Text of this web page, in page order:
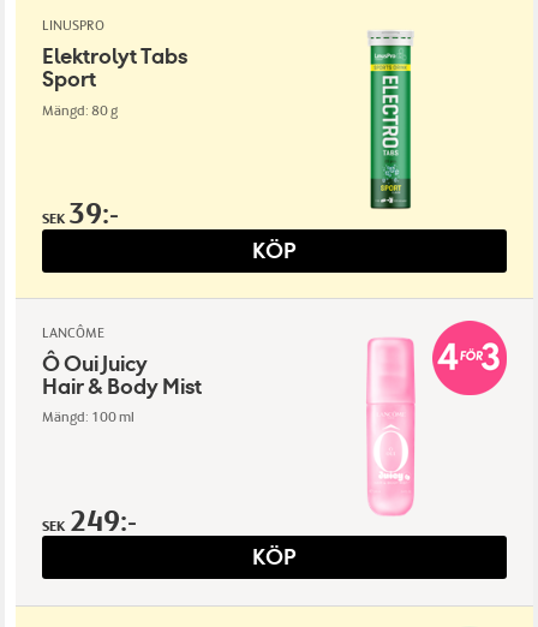
LINUSPRO
Elektrolyt Tabs
Sport
Mängd: 80 g
SEK 39:-
KÖP
LANCÔME
Ô Oui Juicy
Hair & Body Mist
Mängd: 100 ml
SEK 249:-
KÖP